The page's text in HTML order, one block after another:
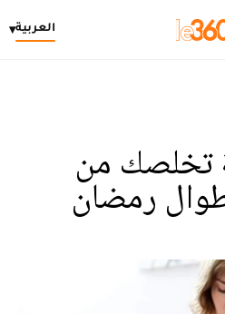
العربية▾
تخلصك من
رمضان